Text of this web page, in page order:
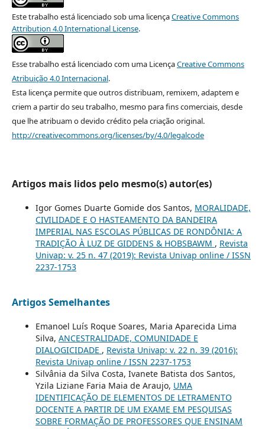
Este trabalho está licenciado sob uma licençaCreative Commons
Attribution 4.0 International License.
Esse trabalho está licenciado com uma LicençaCreative Commons
Atribuição 4.0 Internacional.
Esta licença permite que outros distribuam, remixem, adaptem e
criem a partir do seu trabalho, mesmo para fins comerciais, desde
que lhe atribuam o devido crédito pela criação original.
http://creativecommons.org/licenses/by/4.0/legalcode
Artigos mais lidos pelo mesmo(s) autor(es)
Igor Gomes Duarte Gomide dos Santos, MORALIDADE,
CIVILIDADE E O HASTEAMENTO DA BANDEIRA
IMPERIAL NAS ESCOLAS PÚBLICAS DE RONDÔNIA: A
TRADIÇÃO À LUZ DE GIDDENS & HOBSBAWM , Revista
Univap: v. 25 n. 47 (2019): Revista Univap online / ISSN
2237-1753
Artigos Semelhantes
Emanoel Luís Roque Soares, Maria Aparecida Lima
Silva, ANCESTRALIDADE, COMUNIDADE E
DIALOGICIDADE , Revista Univap: v. 22 n. 39 (2016):
Revista Univap online / ISSN 2237-1753
Silvânia da Silva Costa, Ivanete Batista dos Santos,
Yzila Liziane Faria Maia de Araujo, UMA
IDENTIFICAÇÃO DE ELEMENTOS DE LETRAMENTO
DOCENTE A PARTIR DE UM EXAME EM PESQUISAS
SOBRE FORMAÇÃO DE PROFESSORES QUE ENSINAM